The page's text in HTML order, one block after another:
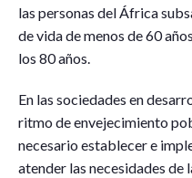
las personas del África
de vida de menos de 60
los 80 años.
En las sociedades en
ritmo de envejecimiento
necesario establecer e
atender las necesidades de